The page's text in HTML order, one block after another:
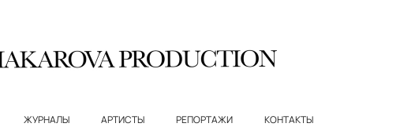
ЖУРНАЛЫ АРТИСТЫ РЕПОРТАЖИ КОНТАКТЫ